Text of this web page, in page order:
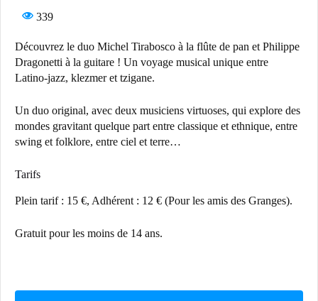
339
Découvrez le duo Michel Tirabosco à la flûte de pan et Philippe
Dragonetti à la guitare ! Un voyage musical unique entre
Latino-jazz, klezmer et tzigane.
Un duo original, avec deux musiciens virtuoses, qui explore des
mondes gravitant quelque part entre classique et ethnique, entre
swing et folklore, entre ciel et terre…
Tarifs
Plein tarif : 15 €, Adhérent : 12 € (Pour les amis des Granges).
Gratuit pour les moins de 14 ans.